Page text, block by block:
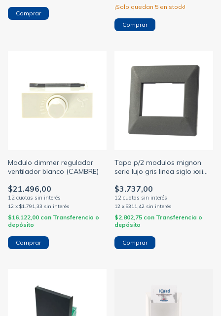
¡Solo quedan 5 en stock!
Modulo dimmer regulador
ventilador blanco (CAMBRE)
$21.496,00
12 x $1.791,33 sin interés
$16.122,00 con Transferencia o
depósito
Tapa p/2 modulos mignon
serie lujo gris linea siglo xxii
$3.737,00
12 x $311,42 sin interés
$2.802,75 con Transferencia o
depósito